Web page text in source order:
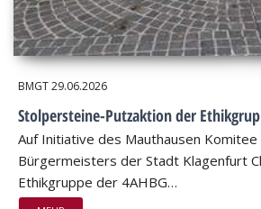
BMGT29.06.2026
Stolpersteine-Putzaktion der
Auf Initiative des Mauthausen
Bürgermeisters der Stadt Klagenfurt
Ethikgruppe der 4AHBG…